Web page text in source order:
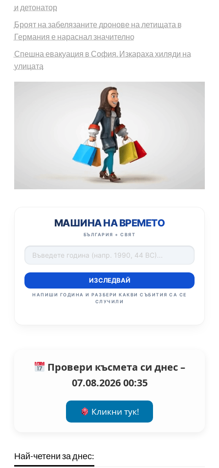
и детонатор
Броят на забелязаните дронове на летищата в
Германия е нараснал значително
Спешна евакуация в София. Изкараха хиляди на
улицата
МАШИНА НА ВРЕМЕТО
БЪЛГАРИЯ + СВЯТ
ИЗСЛЕДВАЙ
НАПИШИ ГОДИНА И РАЗБЕРИ КАКВИ СЪБИТИЯ СА СЕ
СЛУЧИЛИ
Провери късмета си днес –
07.08.2026 00:35
Кликни тук!
Най-четени за днес: